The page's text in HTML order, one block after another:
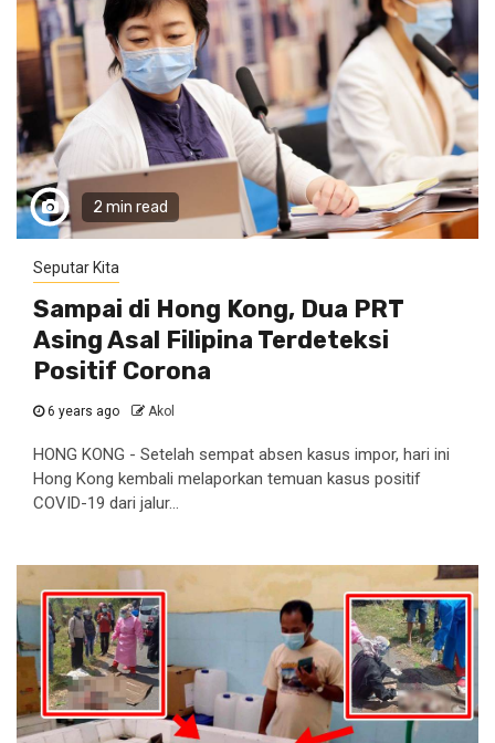
2 min read
Seputar Kita
Sampai di Hong Kong, Dua PRT
Asing Asal Filipina Terdeteksi
Positif Corona
6 years ago Akol
HONG KONG - Setelah sempat absen kasus impor, hari ini
Hong Kong kembali melaporkan temuan kasus positif
COVID-19 dari jalur...